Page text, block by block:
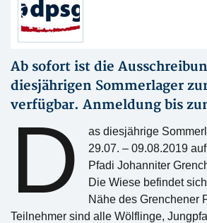
Ab sofort ist die
diesjährigen Sommerlager
verfügbar. Anmeldung bis
D
as diesjährige
29.07. – 09.08.2019
Pfadi Johanniter
Die Wiese befindet
Nähe des Grenchener
Teilnehmer sind alle Wölflinge,